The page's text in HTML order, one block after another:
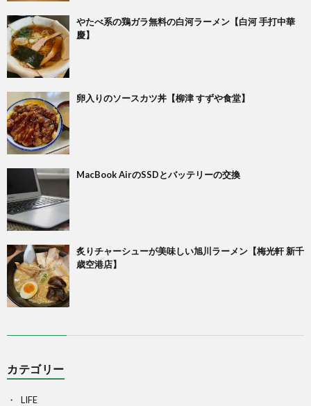
やたべ系の鶏ガラ無料の白河ラーメン【白河 手打中華
慶】
卵入りのソースカツ丼【柳津 すずや食堂】
MacBook AirのSSDとバッテリーの交換
炙りチャーシューが美味しい旭川ラーメン【梅光軒 新千
歳空港店】
カテゴリー
LIFE